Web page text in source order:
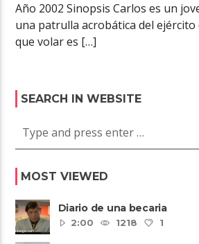
Año 2002 Sinopsis Carlos es un
una patrulla acrobática del ejército
que volar es […]
SEARCH IN WEBSITE
MOST VIEWED
Diario de una becaria
2:00
1218 1